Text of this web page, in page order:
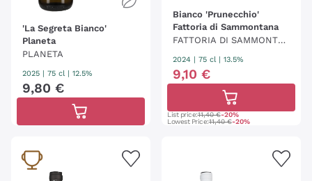
'La Segreta Bianco'
Planeta
PLANETA
2025 | 75 cl | 12.5%
9,80 €
Bianco 'Prunecchio'
Fattoria di Sammontana
FATTORIA DI SAMMONTA
2024 | 75 cl | 13.5%
9,10 €
List price:11,40 €-20%
Lowest Price:11,40 €-20%